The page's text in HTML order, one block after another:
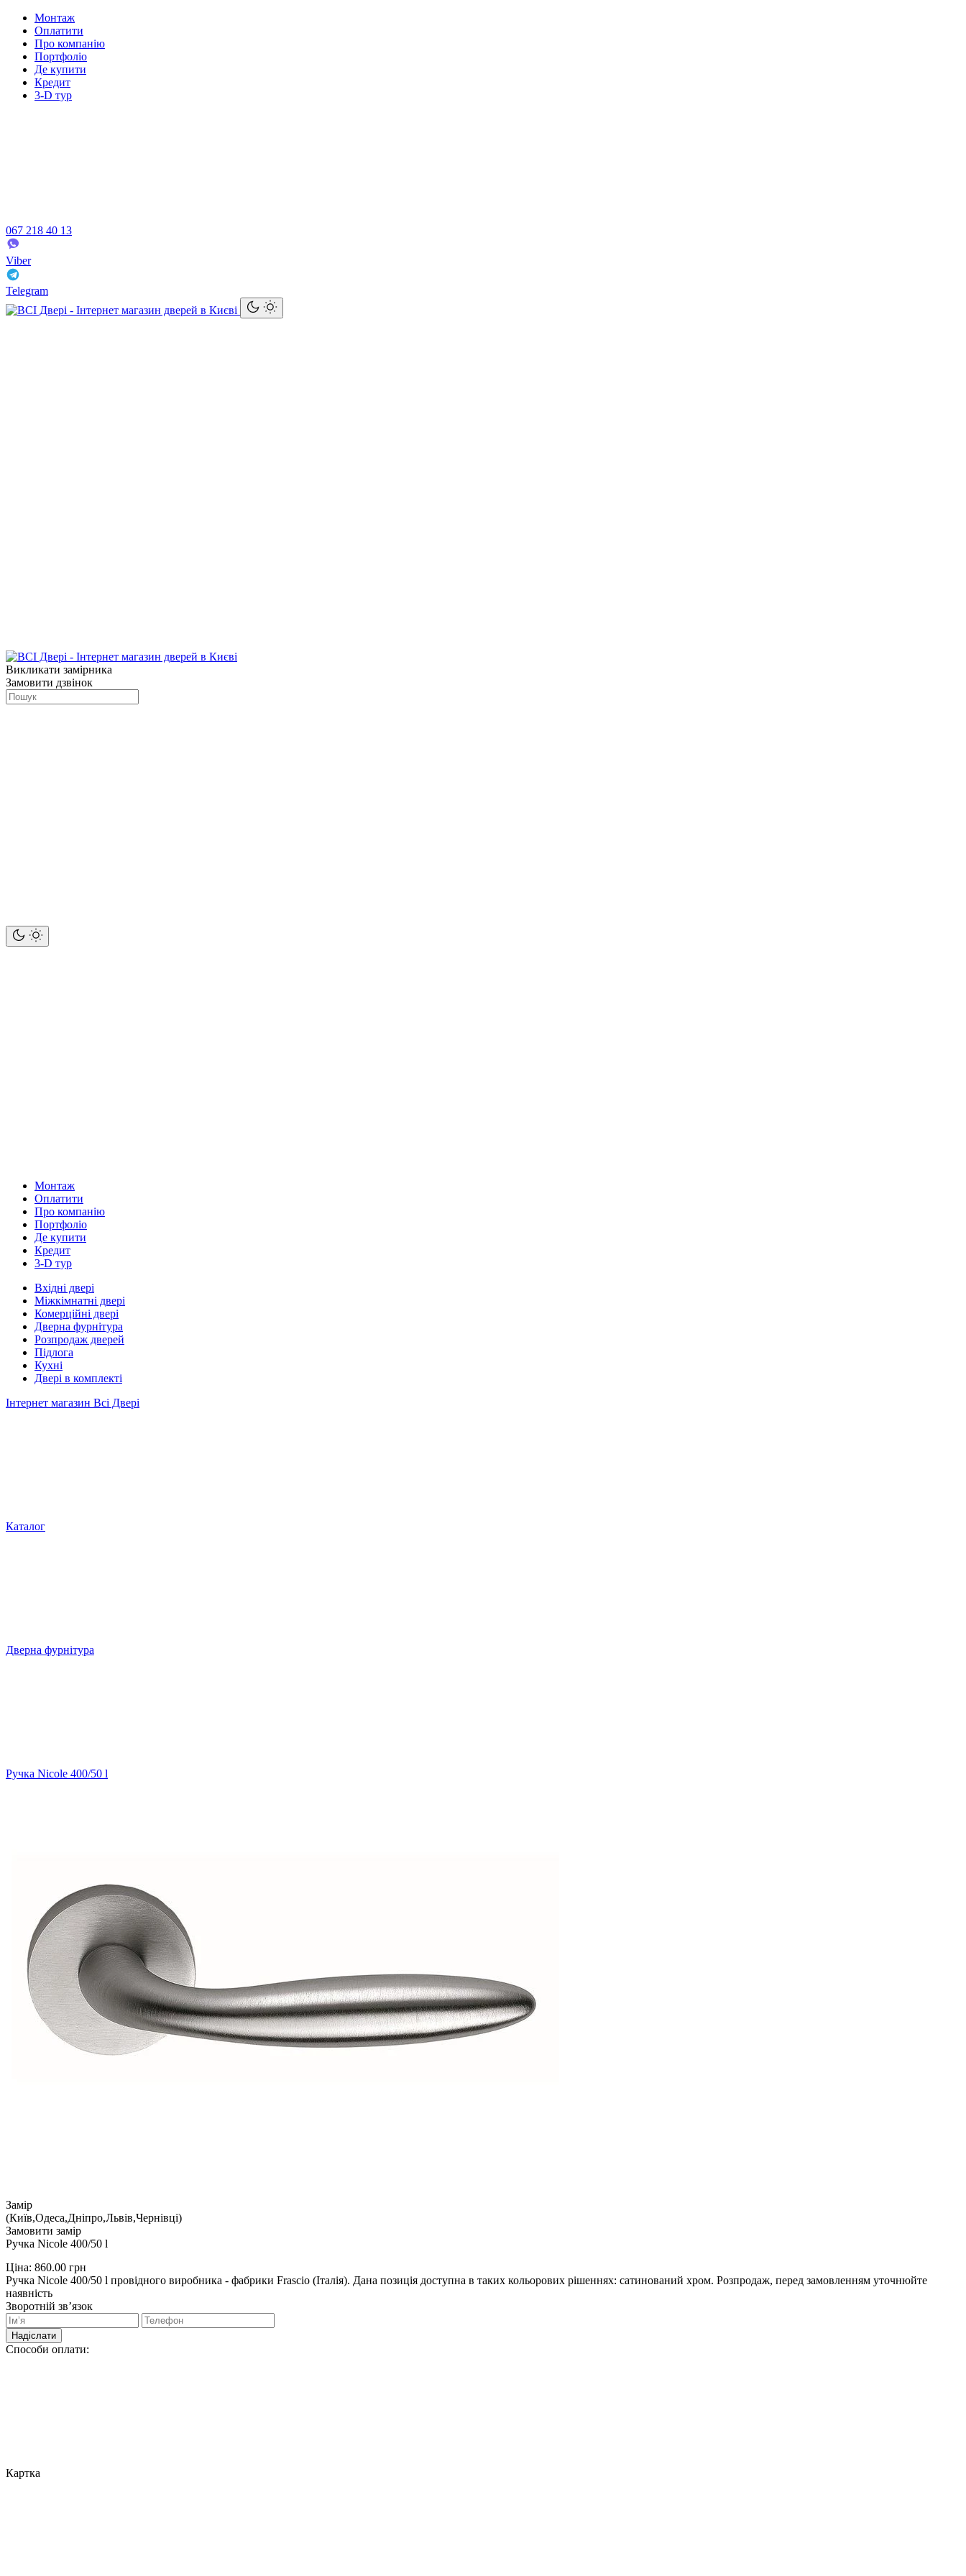
Монтаж
Оплатити
Про компанію
Портфоліо
Де купити
Кредит
3-D тур
067 218 40 13
Viber
Telegram
Викликати замірника
Замовити дзвінок
Монтаж
Оплатити
Про компанію
Портфоліо
Де купити
Кредит
3-D тур
Вхідні двері
Міжкімнатні двері
Комерційні двері
Дверна фурнітура
Розпродаж дверей
Підлога
Кухні
Двері в комплекті
Інтернет магазин Всі Двері
Каталог
Дверна фурнітура
Ручка Nicole 400/50 l
Замір
(Київ,Одеса,Дніпро,Львів,Чернівці)
Замовити замір
Ручка Nicole 400/50 l
Ціна: 860.00 грн
Ручка Nicole 400/50 l провідного виробника - фабрики Frascio (Італія). Дана позиція доступна в таких кольорових рішеннях: сатинований хром. Розпродаж, перед замовленням уточнюйте
наявність
Зворотній зв’язок
Надіслати
Способи оплати:
Картка